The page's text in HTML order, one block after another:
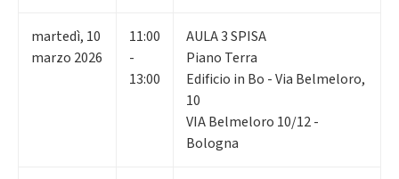
martedì, 10
marzo 2026
11:00
-
13:00
AULA 3 SPISA
Piano Terra
Edificio in Bo - Via Belmeloro,
10
VIA Belmeloro 10/12 -
Bologna